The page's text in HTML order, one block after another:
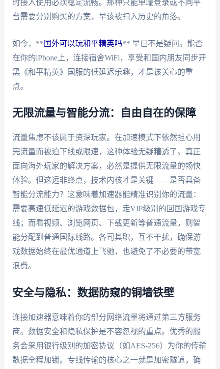
时接入使用必须稳定流畅。那种只能单端登录或不同平
台需要分别购买的方案，早该被扫入历史的角落。
如今，** 国外可以玩和平精英吗** 早已不是疑问。能否
在你的iPhone上，连接宿舍WiFi，享受和国内朋友同步开
黑《和平精英》国服的低延迟乐趣，才是该关心的重
点。
无限流量与智能分流：自由自在的保障
流量焦虑不该属于资深玩家。在加速模式下依然担心用
完流量而被迫下线或限速，这种体验无疑糟透了。真正
面向海外玩家的解决方案，必然是提供无限流量的畅快
体验。但这远非终点，技术内核才是关键——是否具备
智能分流能力？这意味着加速器能精准识别你的流量：
需要高速低延迟的游戏数据包，走VIP级别的回国游戏专
线；而看视频、浏览网页、下载更新等普通流量，则智
能分配到普通国际线路。各司其职，互不干扰，确保游
戏数据始终在最优通道上飞驰，也避免了不必要的带宽
浪费。
安全与隐私：数据防窥的铜墙铁壁
连接加速器意味着你的部分网络流量将通过第三方服务
商。数据安全和隐私保护是不容忽视的重点。优秀的服
务会采用银行级别的加密协议（如AES-256）为你的传输
数据全程加锁。专线传输的核心之一就是加密隧道，确